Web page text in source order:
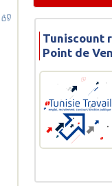
Tuniscount
Point de